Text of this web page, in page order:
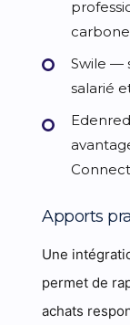
Swile —
salarié
Edenred
Apports
Une
permet de
achats